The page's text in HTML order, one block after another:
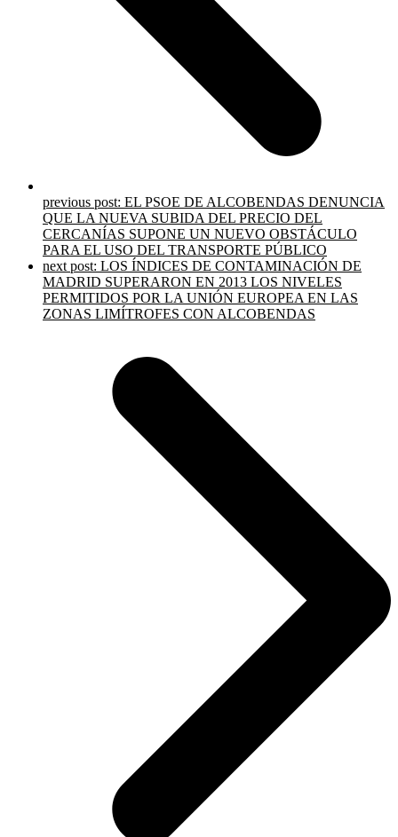
previous post: EL PSOE DE ALCOBENDAS DENUNCIA
QUE LA NUEVA SUBIDA DEL PRECIO DEL
CERCANÍAS SUPONE UN NUEVO OBSTÁCULO
PARA EL USO DEL TRANSPORTE PÚBLICO
next post: LOS ÍNDICES DE CONTAMINACIÓN DE
MADRID SUPERARON EN 2013 LOS NIVELES
PERMITIDOS POR LA UNIÓN EUROPEA EN LAS
ZONAS LIMÍTROFES CON ALCOBENDAS